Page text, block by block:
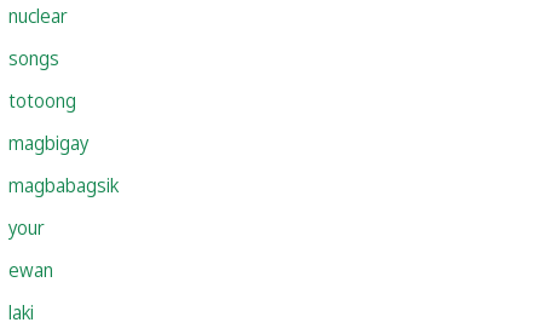
nuclear
songs
totoong
magbigay
magbabagsik
your
ewan
laki